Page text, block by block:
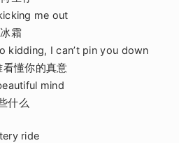
me out
霜
kidding, I can’t pin you down
懂你的真意
mind
什么
ride